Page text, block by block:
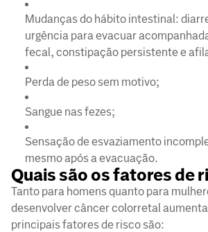
Mudanças do hábito intestinal:
urgência para evacuar
fecal, constipação persistente e
Perda de peso sem motivo;
Sangue nas fezes;
Sensação de esvaziamento
mesmo após a evacuação.
Quais são os fatores de
Tanto para homens quanto para
desenvolver câncer colorretal
principais fatores de risco são: